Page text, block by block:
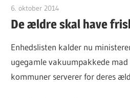
6. oktober 2014
De ældre skal have
Enhedslisten kalder nu
ugegamle vakuumpakkede
kommuner serverer for deres